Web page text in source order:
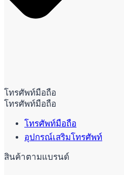
โทรศัพท์มือถือ
โทรศัพท์มือถือ
โทรศัพท์มือถือ
อุปกรณ์เสริมโทรศัพท์
สินค้าตามแบรนด์